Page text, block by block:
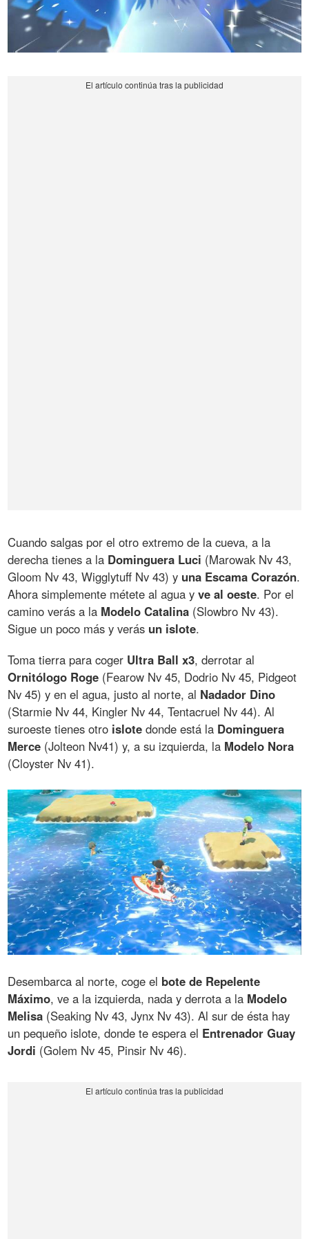
Cuando salgas por el otro extremo de la cueva, a la
derecha tienes a la Dominguera Luci (Marowak Nv 43,
Gloom Nv 43, Wigglytuff Nv 43) y una Escama Corazón.
Ahora simplemente métete al agua yve al oeste. Por el
camino verás a la Modelo Catalina (Slowbro Nv 43).
Sigue un poco más y verás un islote.
Toma tierra para coger Ultra Ball x3, derrotar al
Ornitólogo Roge (Fearow Nv 45, Dodrio Nv 45, Pidgeot
Nv 45) y en el agua, justo al norte, al Nadador Dino
(Starmie Nv 44, Kingler Nv 44, Tentacruel Nv 44). Al
suroeste tienes otro islote donde está la Dominguera
Merce (Jolteon Nv41) y, a su izquierda, la Modelo Nora
(Cloyster Nv 41).
Desembarca al norte, coge el bote de Repelente
Máximo, ve a la izquierda, nada y derrota a la Modelo
Melisa (Seaking Nv 43, Jynx Nv 43). Al sur de ésta hay
un pequeño islote, donde te espera el Entrenador Guay
Jordi (Golem Nv 45, Pinsir Nv 46).